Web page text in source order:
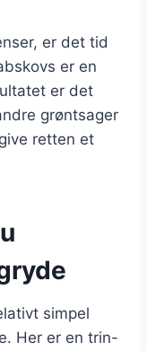
er det tid
er en
er det
grøntsager
retten et
simpel
Her er en trin-